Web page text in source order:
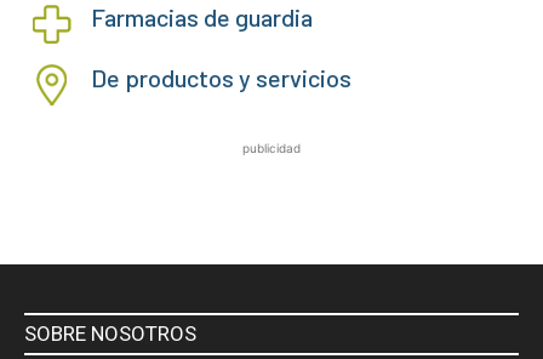
Farmacias de guardia
De productos y servicios
publicidad
SOBRE NOSOTROS